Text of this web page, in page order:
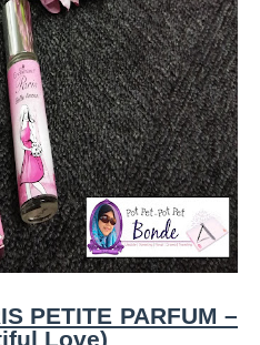
PETITE PARFUM –
Love)